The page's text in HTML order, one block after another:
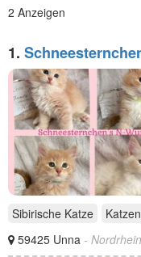
2 Anzeigen
1.
Sibirische Katze
59425 Unna -